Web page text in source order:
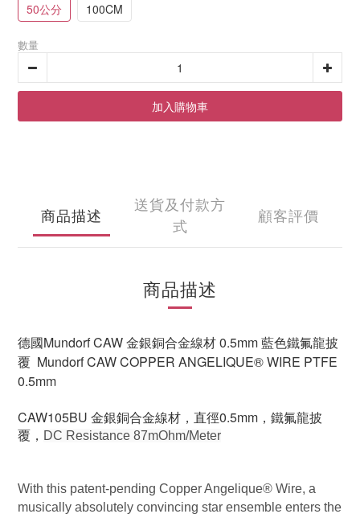
50公分 100CM
數量
加入購物車
商品描述
送貨及付款方
式
顧客評價
商品描述
德國Mundorf CAW 金銀銅合金線材 0.5mm 藍色鐵氟龍披
覆 Mundorf CAW COPPER ANGELIQUE® WIRE PTFE
0.5mm
CAW105BU 金銀銅合金線材，直徑0.5mm，鐵氟龍披
覆， DC Resistance 87mOhm/Meter
With this patent-pending Copper Angelique® Wire, a
musically absolutely convincing star ensemble enters the